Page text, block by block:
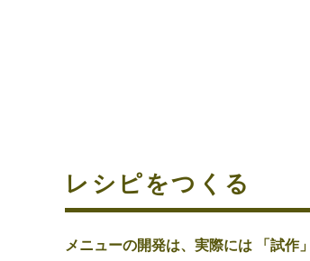
レシピをつくる
メニューの開発は、実際には 「試作